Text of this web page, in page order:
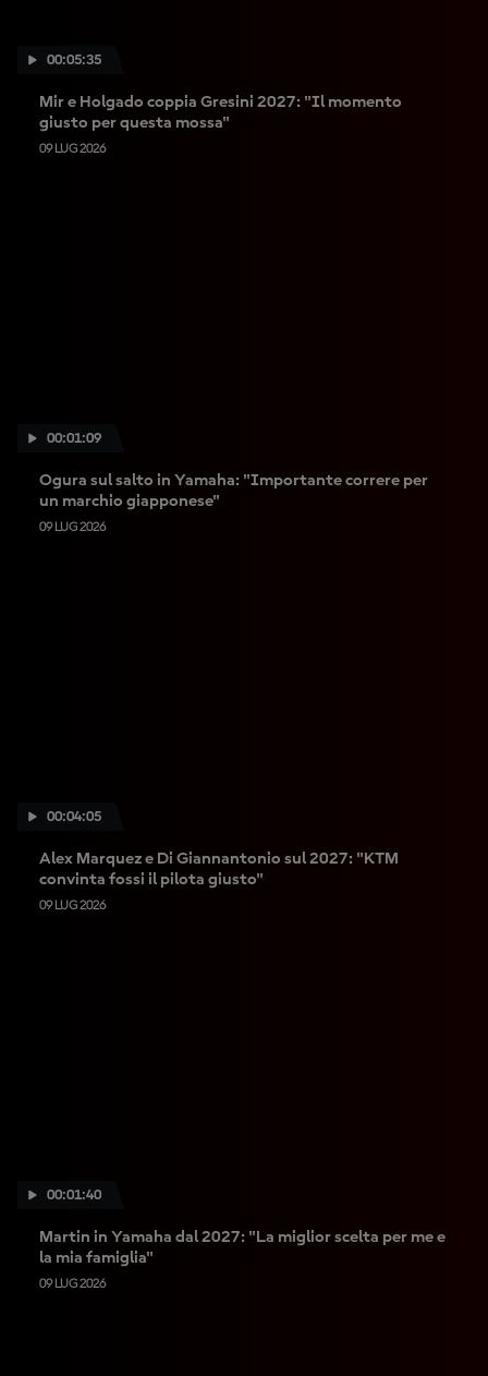
00:05:35
Mir e Holgado coppia Gresini 2027: "Il momento
giusto per questa mossa"
09 LUG 2026
00:01:09
Ogura sul salto in Yamaha: "Importante correre per
un marchio giapponese"
09 LUG 2026
00:04:05
Alex Marquez e Di Giannantonio sul 2027: "KTM
convinta fossi il pilota giusto"
09 LUG 2026
00:01:40
Martin in Yamaha dal 2027: "La miglior scelta per me e
la mia famiglia"
09 LUG 2026